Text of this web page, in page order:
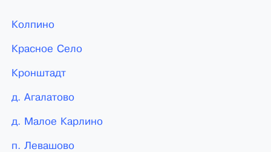
Колпино
Красное Село
Кронштадт
д. Агалатово
д. Малое Карлино
п. Левашово